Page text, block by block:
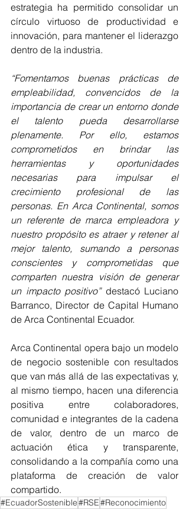
estrategia ha permitido consolidar un
círculo virtuoso de productividad e
innovación, para mantener el liderazgo
dentro de la industria.
“Fomentamos buenas prácticas de
empleabilidad, convencidos de la
importancia de crear un entorno donde
el talento pueda desarrollarse
plenamente. Por ello, estamos
comprometidos en brindar las
herramientas y oportunidades
necesarias para impulsar el
crecimiento profesional de las
personas. En Arca Continental, somos
un referente de marca empleadora y
nuestro propósito es atraer y retener al
mejor talento, sumando a personas
conscientes y comprometidas que
comparten nuestra visión de generar
un impacto positivo” destacó Luciano
Barranco, Director de Capital Humano
de Arca Continental Ecuador.
Arca Continental opera bajo un modelo
de negocio sostenible con resultados
que van más allá de las expectativas y,
al mismo tiempo, hacen una diferencia
positiva entre colaboradores,
comunidad e integrantes de la cadena
de valor, dentro de un marco de
actuación ética y transparente,
consolidando a la compañía como una
plataforma de creación de valor
compartido.
#EcuadorSostenible#RSE#Reconocimiento